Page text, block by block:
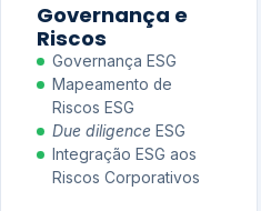
Governança e
Riscos
Governança ESG
Mapeamento de
Riscos ESG
Due diligence ESG
Integração ESG aos
Riscos Corporativos